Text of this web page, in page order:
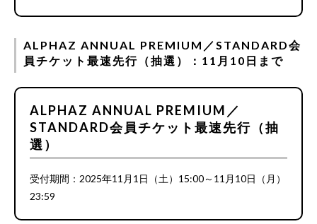
ALPHAZ ANNUAL PREMIUM／STANDARD会
員チケット最速先行（抽選）：11月10日まで
ALPHAZ ANNUAL PREMIUM／
STANDARD会員チケット最速先行（抽
選）
受付期間：2025年11月1日（土）15:00～11月10日（月）
23:59